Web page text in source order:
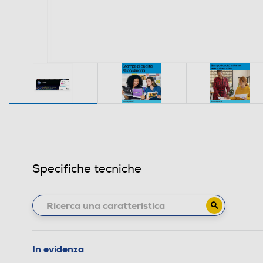
Specifiche tecniche
In evidenza